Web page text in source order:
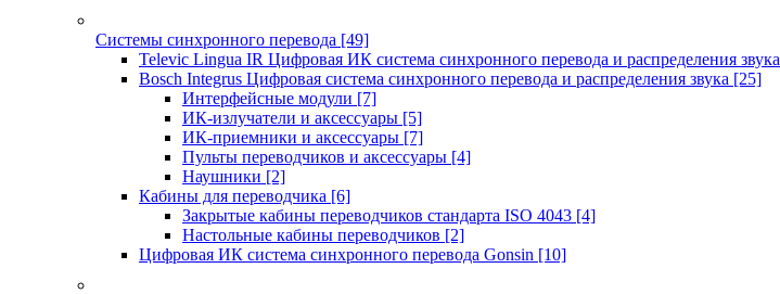
Системы синхронного перевода [49]
Televic Lingua IR Цифровая ИК система синхронного перевода и распределения звука
Bosch Integrus Цифровая система синхронного перевода и распределения звука [25]
Интерфейсные модули [7]
ИК-излучатели и аксессуары [5]
ИК-приемники и аксессуары [7]
Пульты переводчиков и аксессуары [4]
Наушники [2]
Кабины для переводчика [6]
Закрытые кабины переводчиков стандарта ISO 4043 [4]
Настольные кабины переводчиков [2]
Цифровая ИК система синхронного перевода Gonsin [10]